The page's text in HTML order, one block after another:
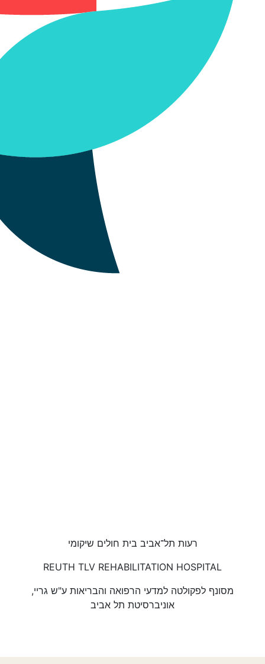
רעות תל־אביב בית חולים שיקומי
REUTH TLV REHABILITATION HOSPITAL
מסונף לפקולטה למדעי הרפואה והבריאות ע"ש גריי,
אוניברסיטת תל אביב